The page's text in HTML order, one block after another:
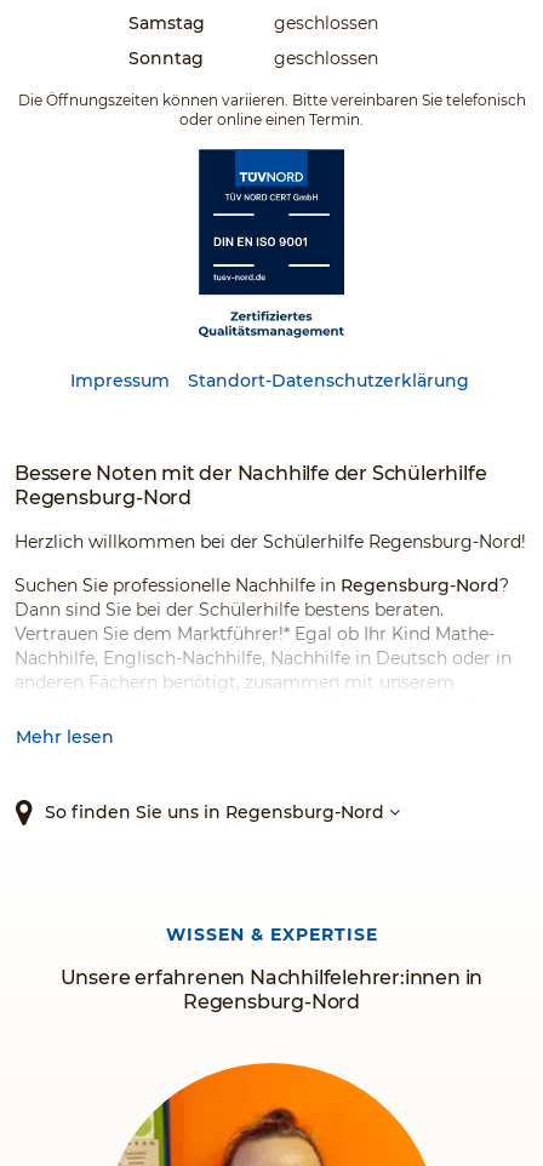
Samstag
geschlossen
Sonntag
geschlossen
Die Öffnungszeiten können variieren. Bitte vereinbaren Sie telefonisch
oder online einen Termin.
Impressum Standort-Datenschutzerklärung
Bessere Noten mit der Nachhilfe der Schülerhilfe
Regensburg-Nord
Herzlich willkommen bei der Schülerhilfe Regensburg-Nord!
Suchen Sie professionelle Nachhilfe in Regensburg-Nord?
Dann sind Sie bei der Schülerhilfe bestens beraten.
Vertrauen Sie dem Marktführer!* Egal ob Ihr Kind Mathe-
Nachhilfe, Englisch-Nachhilfe, Nachhilfe in Deutsch oder in
anderen Fächern benötigt, zusammen mit unserem
Einzelnachhilfeunterricht in der Kleingruppe oder in
Abschlussschüler:innen ergänzen unser umfangreiches
Nachhilfeangebot. Mit Stolz können wir sagen, dass 94 %
Mehr lesen
So finden Sie uns in Regensburg-Nord
Unsere erfahrenen Nachhilfelehrer:innen in
Regensburg-Nord
WISSEN & EXPERTISE